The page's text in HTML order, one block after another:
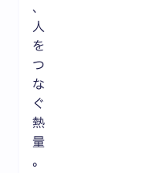
、
人
を
つ
な
ぐ
熱
量
。